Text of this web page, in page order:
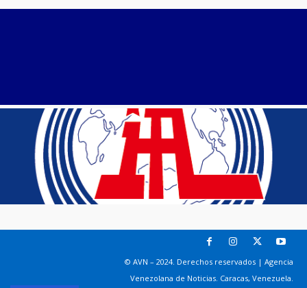
© AVN – 2024. Derechos reservados | Agencia
Venezolana de Noticias. Caracas, Venezuela.